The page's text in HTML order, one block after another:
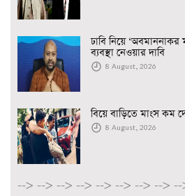
ঢাবি নিয়ে
ব্যবস্থা নেওয়ার দাবি
8 August, 2026
বিয়ে বাড়িতে মাংস কম
8 August, 2026
--> --> --> --> --> --> --> --> --